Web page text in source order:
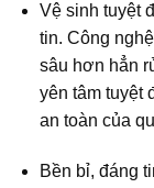
Vệ sinh tuyệt
tin. Công
sâu hơn hẳn
yên tâm tuyệt
an toàn của
Bền bỉ, đáng